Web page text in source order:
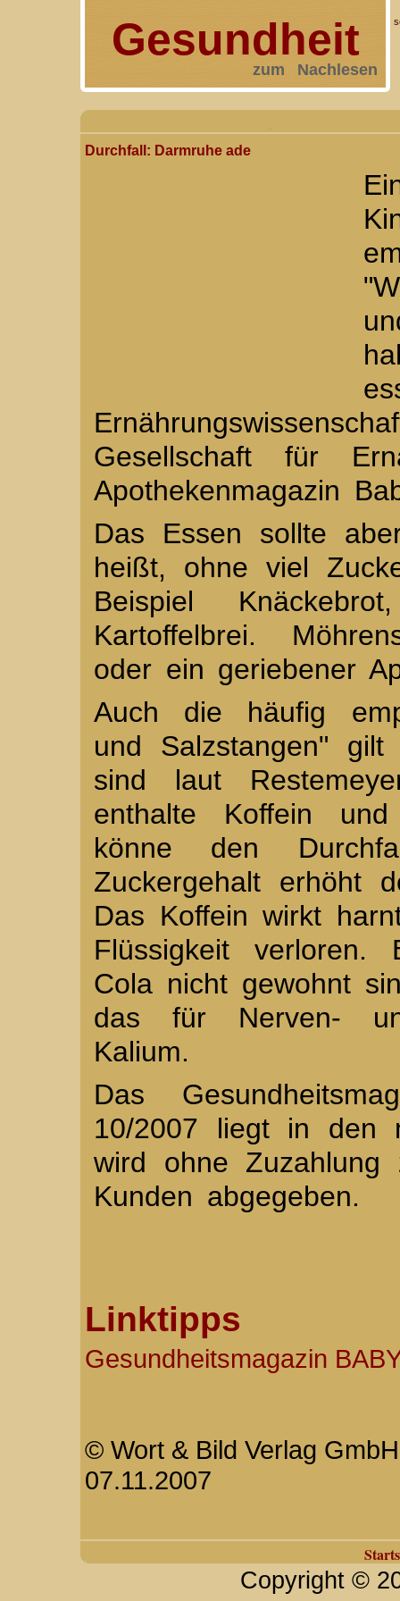
Gesundheit
zum Nachlesen
Durchfall: Darmruhe ade
Gesellschaft für
Apothekenmagazin
Das Essen sollte
heißt, ohne viel
Beispiel
Kartoffelbrei.
oder ein geriebener
Auch die häufig
und Salzstangen"
sind laut
enthalte Koffein
könne den
Zuckergehalt erhöht
Das Koffein wirkt
Flüssigkeit verloren.
Cola nicht gewohnt
das für Nerven-
Kalium.
Das
10/2007 liegt in den
wird ohne Zuzahlung
Kunden abgegeben.
Linktipps
Gesundheitsmagazin
© Wort & Bild Verlag
07.11.2007
Copyright ©